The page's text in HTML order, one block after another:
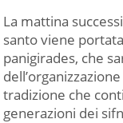
La mattina
santo viene
panigirades, che
tradizione che
generazioni dei